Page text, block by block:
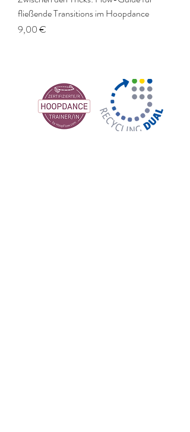
fließende Transitions im Hoopdance
Preis
9,00 €